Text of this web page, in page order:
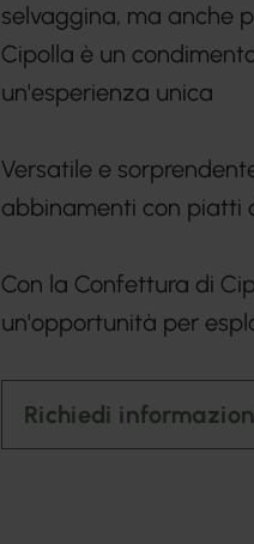
selvaggina, ma anche
Cipolla è un
un'esperienza unica
Versatile e
abbinamenti con piatti
Con la Confettura di
un'opportunità per
Richiedi